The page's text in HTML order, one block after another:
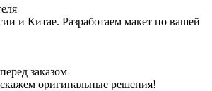
и Китае. Разработаем макет по вашей
заказом
оригинальные решения!